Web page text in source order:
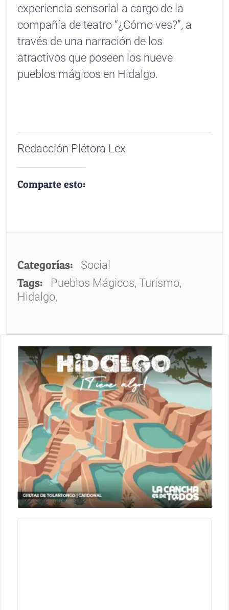
experiencia sensorial a cargo de la
compañía de teatro “¿Cómo ves?”, a
través de una narración de los
atractivos que poseen los nueve
pueblos mágicos en Hidalgo.
Redacción Plétora Lex
Comparte esto:
Categorías: Social
Tags:
Pueblos Mágicos, Turismo,
Hidalgo,